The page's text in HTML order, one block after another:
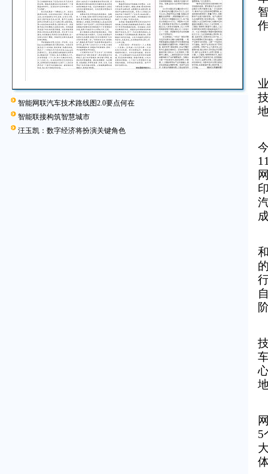
智能网联汽车技术路线图2.0要点何在
智能联接构筑智慧城市
汪玉凯：数字经济将扮演关键角色
5